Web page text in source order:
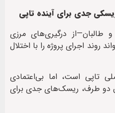
جدی برای آینده تاپی
طالبان—از درگیری‌های مرزی
روند اجرای پروژه را با اختلال
تاپی است، اما بی‌اعتمادی
دو طرف، ریسک‌های جدی برای